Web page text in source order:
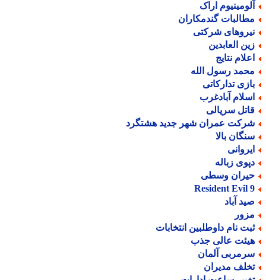
اراک
گندمکاران
شرکتی
العابدین
نتایج
رسول الله
تدارکاتی
آبادغرب
سریالی
عمران شهر جدید هشتگرد
بالا
زباله
وسطی
Resident Evil
آباد
نام داوطلبین انتخابات
عالی جذب
آلمان
مدیران